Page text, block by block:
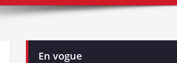
En vogue